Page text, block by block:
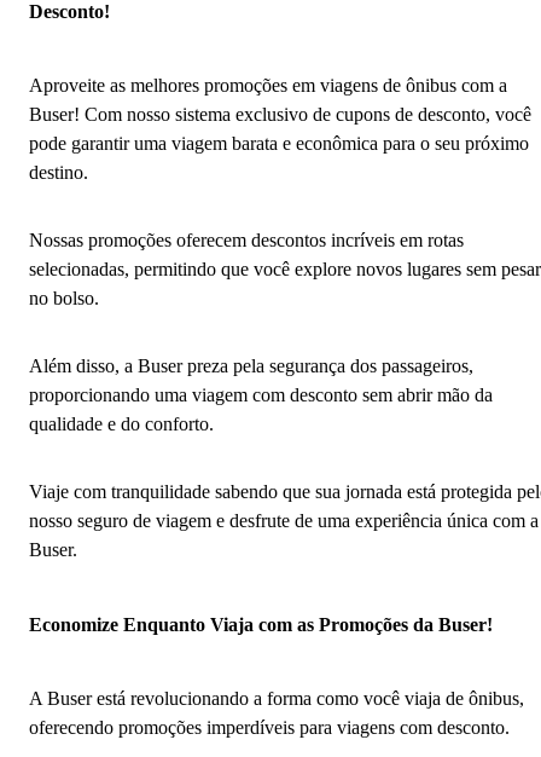
Desconto!
Aproveite as melhores promoções em viagens de ônibus com a
Buser! Com nosso sistema exclusivo de cupons de desconto, você
pode garantir uma viagem barata e econômica para o seu próximo
destino.
Nossas promoções oferecem descontos incríveis em rotas
selecionadas, permitindo que você explore novos lugares sem pesar
no bolso.
Além disso, a Buser preza pela segurança dos passageiros,
proporcionando uma viagem com desconto sem abrir mão da
qualidade e do conforto.
Viaje com tranquilidade sabendo que sua jornada está protegida
nosso seguro de viagem e desfrute de uma experiência única com a
Buser.
Economize Enquanto Viaja com as Promoções da Buser!
A Buser está revolucionando a forma como você viaja de ônibus,
oferecendo promoções imperdíveis para viagens com desconto.